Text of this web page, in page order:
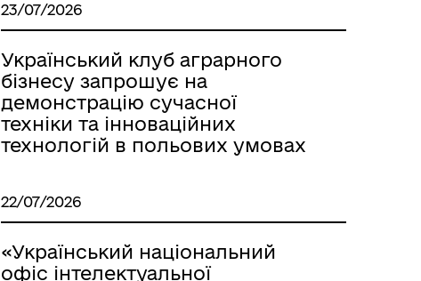
23/07/2026
Український клуб аграрного
бізнесу запрошує на
демонстрацію сучасної
техніки та інноваційних
технологій в польових умовах
22/07/2026
«Український національний
офіс інтелектуальної